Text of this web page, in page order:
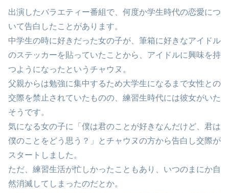
出演したバラエティー番組で、何度か学生時代の恋愛につ
いて告白したことがあります。
中学生の時に好きだった女の子が、筆箱に好きなアイドル
のステッカーを貼っていたことから、アイドルに興味を持
つようになったというチャウヌ。
父親からは勉強に集中するため大学生になるまで女性との
交際を禁止されていたものの、練習生時代には彼女がいた
そうです。
気になる女の子に「僕は君のことが好きなんだけど、君は
僕のことをどう思う？」とチャウヌの方から告白し交際が
スタートしました。
ただ、練習生活が忙しかったこともあり、いつのまにか自
然消滅してしまったのだとか。